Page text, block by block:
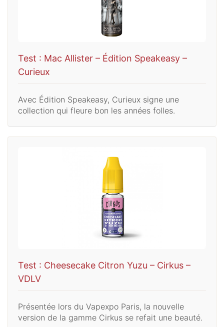
Test : Mac Allister – Édition Speakeasy –
Curieux
Avec Édition Speakeasy, Curieux signe une
collection qui fleure bon les années folles.
Test : Cheesecake Citron Yuzu – Cirkus –
VDLV
Présentée lors du Vapexpo Paris, la nouvelle
version de la gamme Cirkus se refait une beauté.